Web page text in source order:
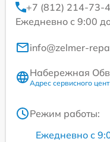
+7 (812) 214-73-
Ежедневно с 9:00
info@zelmer-
Набережная
Адрес сервисного
Режим работы:
Ежедневно с